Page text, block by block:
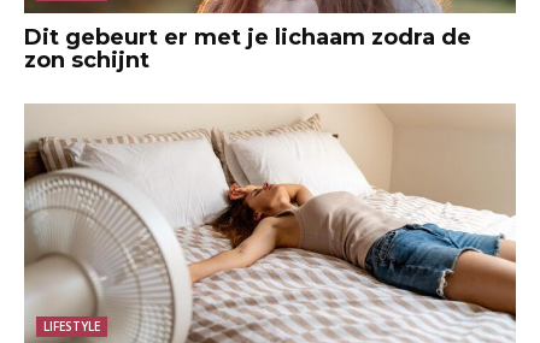
Dit gebeurt er met je lichaam zodra de
zon schijnt
LIFESTYLE